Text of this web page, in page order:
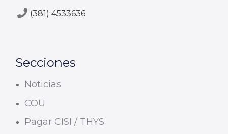
(381) 4533636
Secciones
Noticias
COU
Pagar CISI / THYS